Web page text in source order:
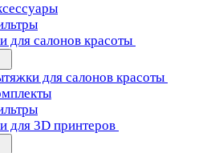
для салонов красоты
для салонов красоты
для 3D принтеров